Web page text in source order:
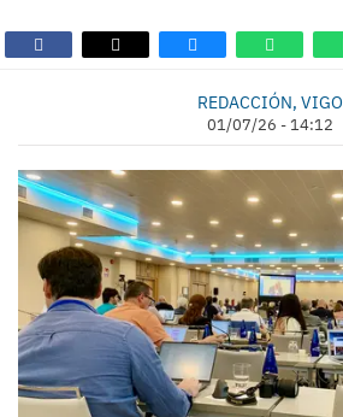
REDACCIÓN, VIGO
01/07/26 - 14:12